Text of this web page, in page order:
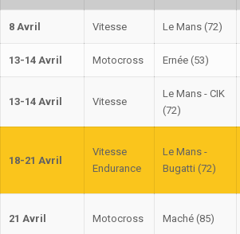
8 Avril Vitesse Le Mans (72)
13-14 Avril Motocross Ernée (53)
13-14 Avril Vitesse
Le Mans - CIK
(72)
18-21 Avril
Vitesse
Endurance
Le Mans -
Bugatti (72)
21 Avril Motocross Maché (85)